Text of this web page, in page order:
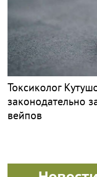
Токсиколог
законодательно
вейпов